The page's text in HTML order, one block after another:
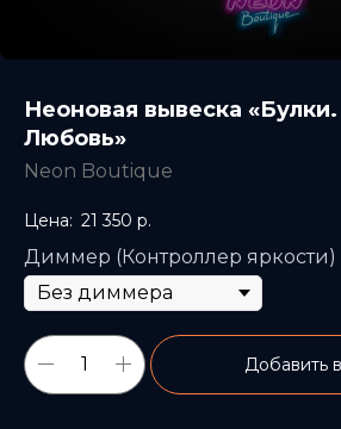
Неоновая вывеска
Любовь»
Neon Boutique
21 350 р.
Диммер (Контроллер яркости)
Добавить